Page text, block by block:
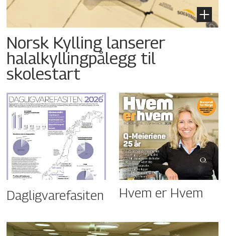
Norsk Kylling lanserer
halalkyllingpålegg til
skolestart
Dagligvarefasiten Hvem er Hvem